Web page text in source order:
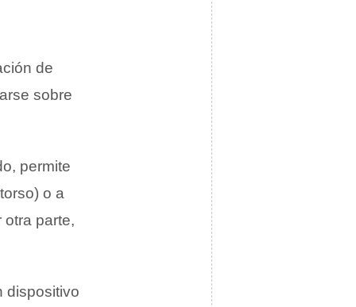
de
sobre
permite
o a
otra parte,
dispositivo